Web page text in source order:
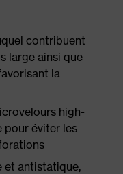
contribuent
large ainsi que
la
high-
pour éviter les
et antistatique,